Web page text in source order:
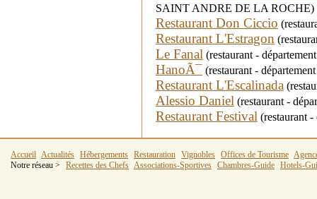
SAINT ANDRE DE LA ROCHE)
Restaurant Don Ciccio
Restaurant L'Estragon
Le Fanal (restaurant -
HanoÃ¯ (restaurant -
Restaurant L'Escalinada
Alessio Daniel (restaurant -
Restaurant Festival (restaurant
Accueil Actualités Hébergements Restauration Vignobles Offices de Tourisme
Notre réseau >
Recettes des Chefs Associations-Sportives Chambres-Guide Hotels-